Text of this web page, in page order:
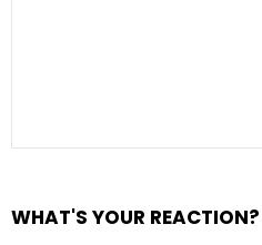
WHAT'S YOUR REACTION?